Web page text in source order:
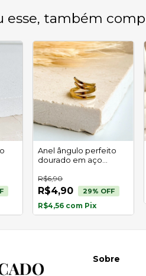
esse, também
Anel ângulo perfeito
dourado em aço
R$4,90
R$6,90
29% OFF
R$4,56 com Pix
Sobre